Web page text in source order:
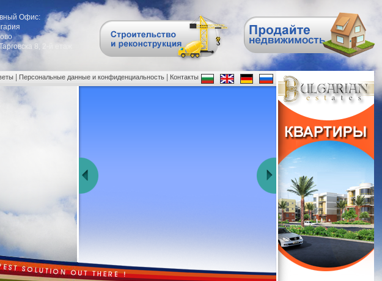
Офис:
8, 2-й етаж
Персональные данные и конфиденциальность Контакты